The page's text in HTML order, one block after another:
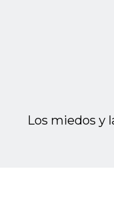
Los miedos y